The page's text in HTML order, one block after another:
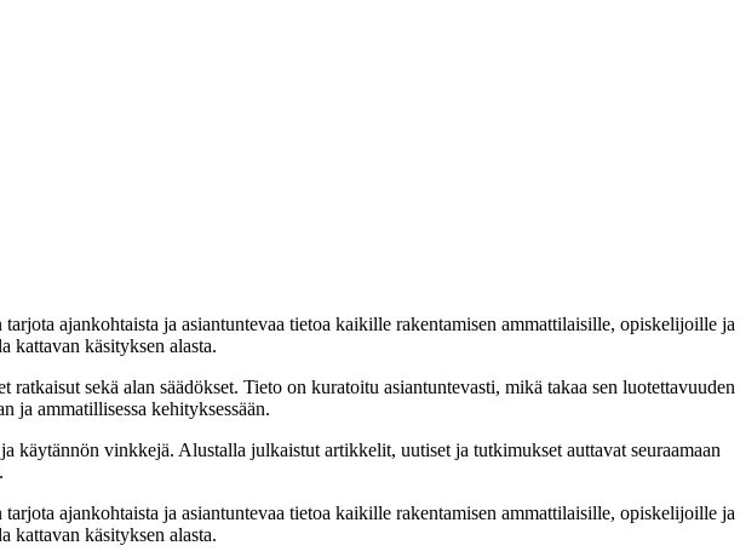
ajankohtaista ja asiantuntevaa tietoa kaikille rakentamisen ammattilaisille, opiskelijoille ja
kattavan käsityksen alasta.
sekä alan säädökset. Tieto on kuratoitu asiantuntevasti, mikä takaa sen luotettavuuden
ja ammatillisessa kehityksessään.
vinkkejä. Alustalla julkaistut artikkelit, uutiset ja tutkimukset auttavat seuraamaan
ajankohtaista ja asiantuntevaa tietoa kaikille rakentamisen ammattilaisille, opiskelijoille ja
kattavan käsityksen alasta.